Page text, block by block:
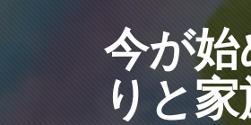
今が
りと